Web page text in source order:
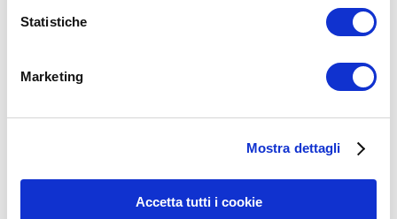
Statistiche
Marketing
Mostra dettagli
Accetta tutti i cookie